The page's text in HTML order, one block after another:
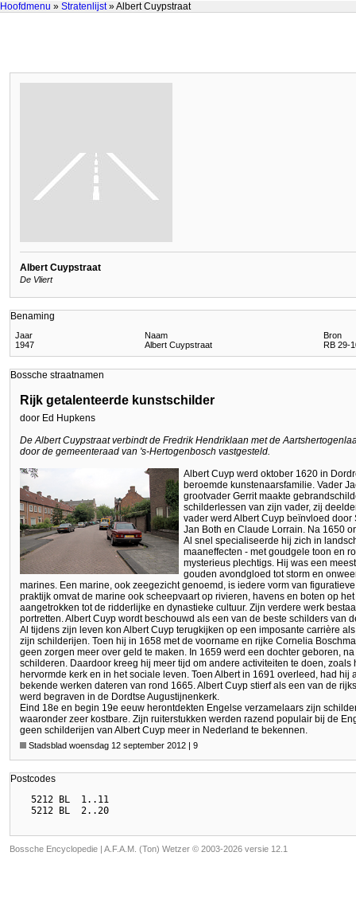
Hoofdmenu » Stratenlijst» Albert Cuypstraat
Albert Cuypstraat
De Vliert
Benaming
Jaar Naam
Bron
1947
Albert Cuypstraat RB 29-
Bossche straatnamen
Rijk getalenteerde kunstschilder
door Ed Hupkens
De Albert Cuypstraat verbindt de Fredrik Hendriklaan met de
door de gemeenteraad van 's-Hertogenbosch vastgesteld.
Albert Cuyp werd oktober 1620 in
beroemde kunstenaarsfamilie. Vader
grootvader Gerrit maakte
schilderlessen van zijn vader, zij
vader werd Albert Cuyp beïnvloed
Jan Both en Claude Lorrain. Na 1650
Al snel specialiseerde hij zich in
maaneffecten - met goudgele toon en
mysterieus plechtigs. Hij was een
gouden avondgloed tot storm en
marines. Een marine, ook zeegezicht genoemd, is iedere vorm van
praktijk omvat de marine ook scheepvaart op rivieren, havens en boten op
aangetrokken tot de ridderlijke en dynastieke cultuur. Zijn verdere werk
portretten. Albert Cuyp wordt beschouwd als een van de beste schilders van
Al tijdens zijn leven kon Albert Cuyp terugkijken op een imposante carrière
zijn schilderijen. Toen hij in 1658 met de voorname en rijke Cornelia
geen zorgen meer over geld te maken. In 1659 werd een dochter geboren,
schilderen. Daardoor kreeg hij meer tijd om andere activiteiten te doen,
hervormde kerk en in het sociale leven. Toen Albert in 1691 overleed, had
bekende werken dateren van rond 1665. Albert Cuyp stierf als een van de
werd begraven in de Dordtse Augustijnenkerk.
Eind 18e en begin 19e eeuw herontdekten Engelse verzamelaars zijn
waaronder zeer kostbare. Zijn ruiterstukken werden razend populair bij de
geen schilderijen van Albert Cuyp meer in Nederland te bekennen.
Stadsblad woensdag 12 september 2012 | 9
Postcodes
  5212 BL  1..11
Bossche Encyclopedie | A.F.A.M. (Ton) Wetzer © 2003-2026 versie 12.1